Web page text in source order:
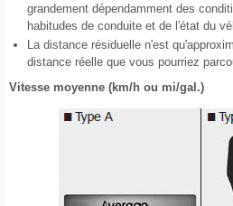
grandement dépendamment des
habitudes de conduite et de l'état du
La distance résiduelle n'est
distance réelle que vous pourriez
Vitesse moyenne (km/h ou mi/gal.)